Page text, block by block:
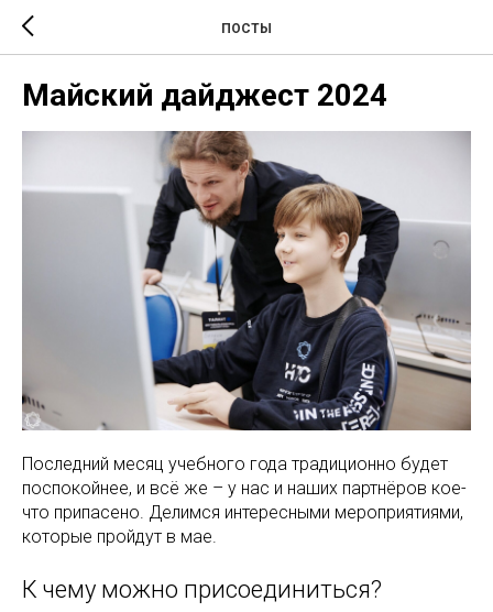
ПОСТЫ
Майский дайджест 2024
Последний месяц учебного года традиционно будет
поспокойнее, и всё же – у нас и наших партнёров кое-
что припасено. Делимся интересными мероприятиями,
которые пройдут в мае.
К чему можно присоединиться?